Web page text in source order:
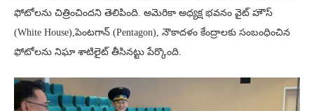
ఫోటోలను చిత్రించిందని తెలిపింది. అమెరికా అధ్యక్ష భవనం వైట్ హౌస్
(White House),పెంటగాన్ (Pentagon), నౌకాదళం కేంద్రాలకు సంబంధించిన
ఫోటోలను నిఘా శాటిలైట్ తీసినట్టు పేర్కొంది.